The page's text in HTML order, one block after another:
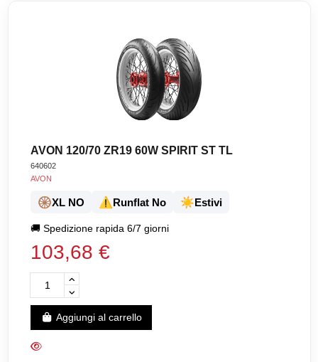
AVON 120/70 ZR19 60W SPIRIT ST TL
640602
AVON
🛞XL NO ⚠️Runflat No ☀️Estivi
🚚Spedizione rapida 6/7 giorni
103,68 €
Aggiungi al carrello